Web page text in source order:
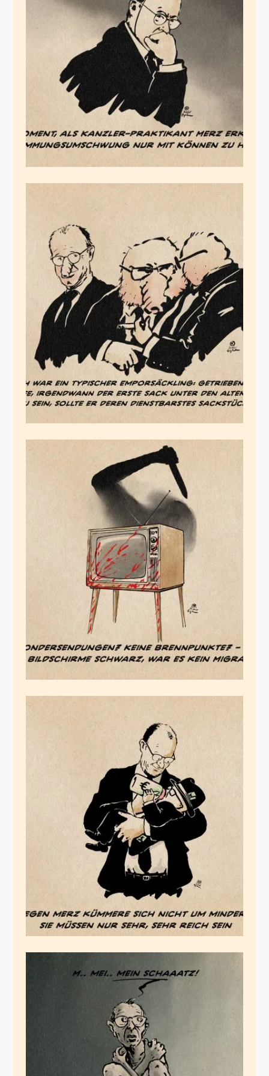
Merz Chance zum
Stimmungsumschwung
August 17, 2025
Primus inter saccis
Juli 22, 2025
Das zufällige alles
entscheidende Detail
Mai 24, 2025
Der Kümmerer
Mai 14, 2025
Sein Schaatz!